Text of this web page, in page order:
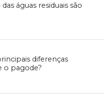
águas residuais são
diferenças
o pagode?